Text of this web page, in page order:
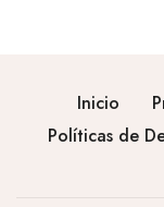
Inicio
Políticas de